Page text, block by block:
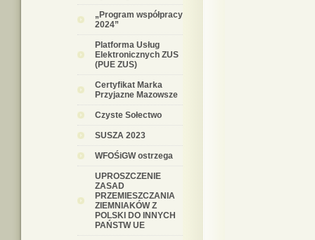
„Program współpracy
2024”
Platforma Usług
Elektronicznych ZUS
(PUE ZUS)
Certyfikat Marka
Przyjazne Mazowsze
Czyste Sołectwo
SUSZA 2023
WFOŚiGW ostrzega
UPROSZCZENIE
ZASAD
PRZEMIESZCZANIA
ZIEMNIAKÓW Z
POLSKI DO INNYCH
PAŃSTW UE